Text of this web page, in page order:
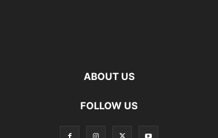
ABOUT US
FOLLOW US